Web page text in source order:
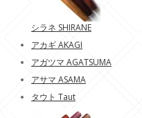
シラネ SHIRANE
アカギ AKAGI
アガツマ AGATSUMA
アサマ ASAMA
タウト Taut